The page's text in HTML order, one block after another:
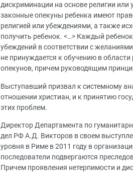
дискриминации на основе религии или
законные опекуны ребенка имеют
религией или убеждениями, а также
получить ребенок. <…> Каждый
убеждений в соответствии с
не принуждается к обучению в
опекунов, причем руководящим
Выступавший призвал к системному
отношении христиан, и к принятию
этих проблем.
Директор Департамента по
дел РФ А.Д. Викторов в своем
уровня в Риме в 2011 году в
последователи подвергаются
Причем проявления нетерпимости и